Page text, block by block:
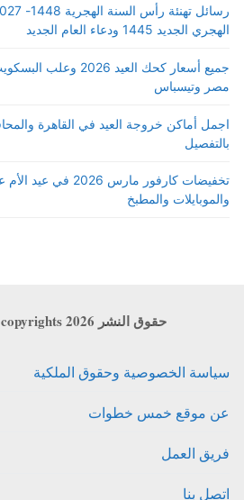
الهجري الجديد 1445 ودعاء العام الجديد
جميع أسعار كحك العيد
مصر وتيسباس
بالتفصيل
تخفيضات كارفور مارس
والموبايلات والمطبخ
حقوق النشر copyrights 2026 خمس خطوات
سياسة الخصوصية وحقوق الملكية
عن موقع خمس خطوات
فريق العمل
اتصل بنا